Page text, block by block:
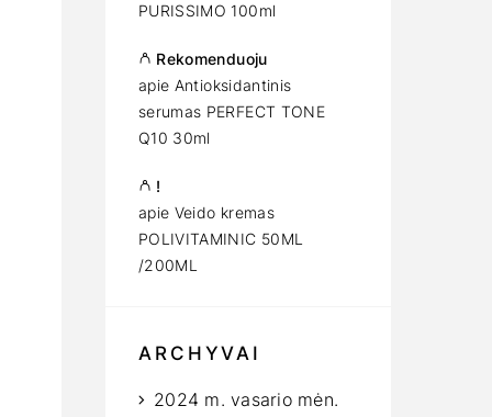
PURISSIMO 100ml
Rekomenduoju
apie Antioksidantinis
serumas PERFECT TONE
Q10 30ml
!
apie Veido kremas
POLIVITAMINIC 50ML
/200ML
ARCHYVAI
2024 m. vasario mėn.